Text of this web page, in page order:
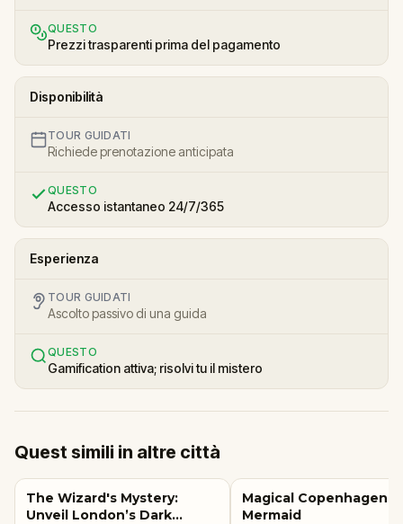
QUESTO
Prezzi trasparenti prima del pagamento
Disponibilità
TOUR GUIDATI
Richiede prenotazione anticipata
QUESTO
Accesso istantaneo 24/7/365
Esperienza
TOUR GUIDATI
Ascolto passivo di una guida
QUESTO
Gamification attiva; risolvi tu il mistero
Quest simili in altre città
The Wizard's Mystery:
Unveil London’s Dark
Magical Copenhagen:
Mermaid